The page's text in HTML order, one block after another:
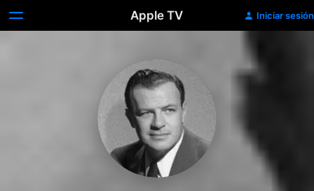
Apple TV Iniciar sesión